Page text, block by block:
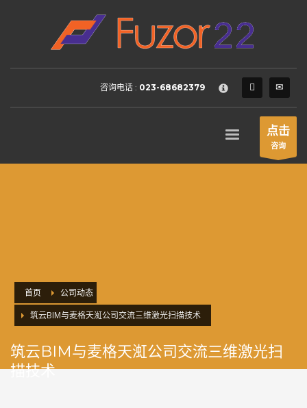
HOW TO SHOP
Login or create new account.
2 Review your order.
FREEshipment
If you still have problems, please let us know, by sending an
SHOWROOM HOURS
咨询电话 : 023-68682379
点击
咨询
首页
公司动态
筑云BIM与麦格天渱公司交流三维激光扫描技术
筑云BIM与麦格天渱公司交流三维激光扫
描技术